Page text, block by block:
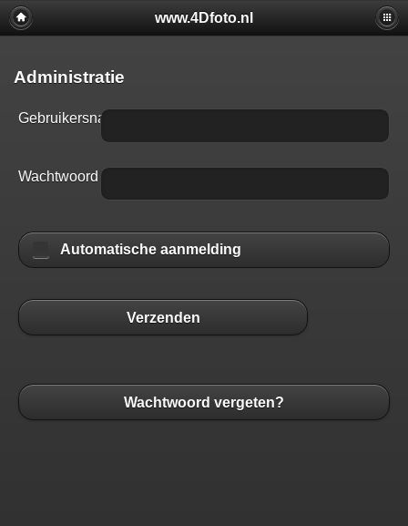
www.4Dfoto.nl
Administratie
Gebruikersnaam
Wachtwoord
Automatische aanmelding
Verzenden
Wachtwoord vergeten?